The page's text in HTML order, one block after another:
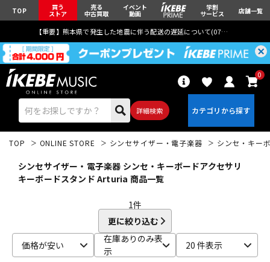
TOP 買う
ストア
売る
中古買取
イベント
動画
学割
サービス 店舗一覧
【重要】熊本県で発生した地震に伴う配送の遅延について(07月29日
詳細検索
0
ベース ウクレレ
TOP ONLINE STORE シンセサイザー・電子楽器 シンセ・キー
シンセサイザー・電子楽器 シンセ・キーボードアクセサリ
キーボードスタンド Arturia 商品一覧
1件
更に絞り込む
価格が安い
在庫ありのみ表
示
20 件表示